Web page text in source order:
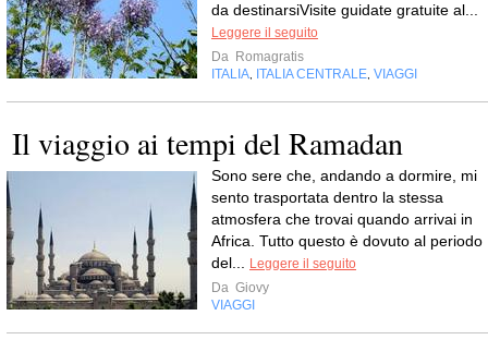
da destinarsiVisite guidate gratuite al...
Leggere il seguito
Da Romagratis
ITALIA
ITALIA CENTRALE VIAGGI
Il viaggio ai tempi del Ramadan
Sono sere che, andando a dormire, mi
sento trasportata dentro la stessa
atmosfera che trovai quando arrivai in
Africa. Tutto questo è dovuto al periodo
del...
Leggere il seguito
Da Giovy
VIAGGI